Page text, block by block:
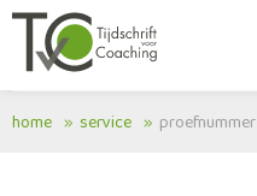
home service proefnummer